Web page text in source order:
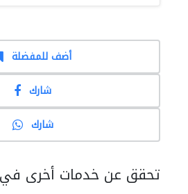
أضف للمفضلة
شارك
شارك
تحقق عن خدمات أخرى